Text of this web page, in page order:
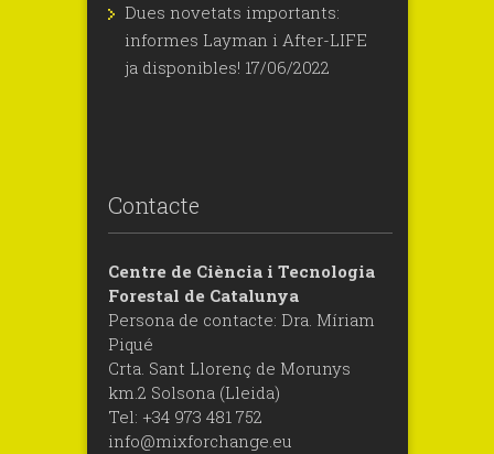
Dues novetats importants:
informes Layman i After-LIFE
ja disponibles! 17/06/2022
Contacte
Centre de Ciència i Tecnologia
Forestal de Catalunya
Persona de contacte: Dra. Míriam
Piqué
Crta. Sant Llorenç de Morunys
km.2 Solsona (Lleida)
Tel: +34 973 481 752
info@mixforchange.eu